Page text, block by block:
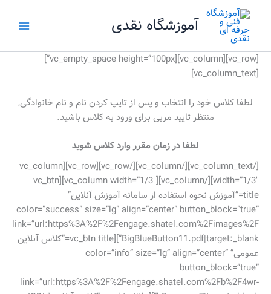
آموزشگاه نقدی
[vc_row][vc_column][vc_empty_space height=”100px”]
[vc_column_text]
لطفا کلاس خود را انتخاب و پس از تایپ کردن نام و نام خانوادگی,
منتظر تایید مربی برای ورود به کلاس باشید.
لطفا در زمان مقرر وارد کلاس شوید
[/vc_column_text][/vc_column][/vc_row][vc_row][vc_column
width=”1/3″][/vc_column][vc_column width=”1/3″][vc_btn
title=”آموزش نحوه استفاده از سامانه آموزش آنلاین”
color=”success” size=”lg” align=”center” button_block=”true”
link=”url:https%3A%2F%2Fengage.shatel.com%2Fimages%2F
BigBlueButton11.pdf|target:_blank”][vc_btn title=”کلاس آنلاین
عمومی” color=”info” size=”lg” align=”center”
button_block=”true”
link=”url:https%3A%2F%2Fengage.shatel.com%2Fb%2F4wr-